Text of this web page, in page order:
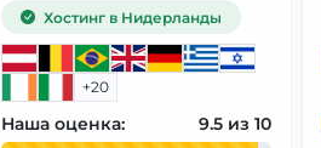
Хостинг в Нидерланды
+20
Наша оценка: 9.5